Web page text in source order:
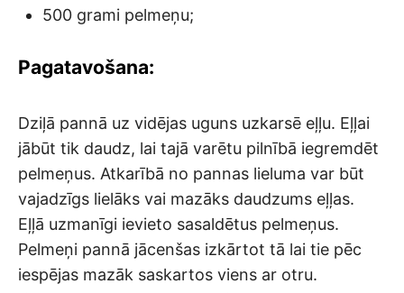
500 grami pelmeņu;
Pagatavošana:
Dziļā pannā uz vidējas uguns uzkarsē eļļu. Eļļai
jābūt tik daudz, lai tajā varētu pilnībā iegremdēt
pelmeņus. Atkarībā no pannas lieluma var būt
vajadzīgs lielāks vai mazāks daudzums eļļas.
Eļļā uzmanīgi ievieto sasaldētus pelmeņus.
Pelmeņi pannā jācenšas izkārtot tā lai tie pēc
iespējas mazāk saskartos viens ar otru.